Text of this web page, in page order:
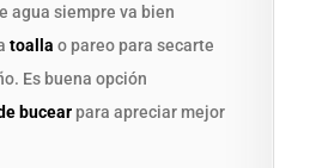
agua siempre va bien
toalla o pareo para secarte
Es buena opción
bucear para apreciar mejor